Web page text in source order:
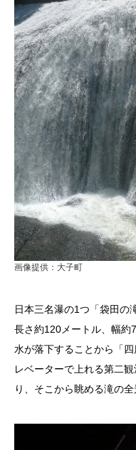
画像提供：大子町
日本三名瀑の1つ「袋田の
長さ約120メートル、幅約
水が落下することから「
レベーターで上れる第二
り、そこから眺める滝の全